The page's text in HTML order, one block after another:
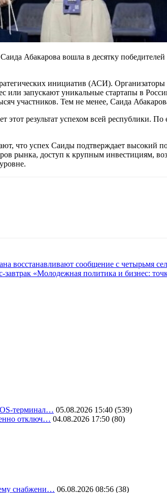
Абакарова вошла в десятку
инициатив (АСИ).
или запускают уникальные стартапы в
участников. Тем не менее, Саида
этот результат успехом всей республики.
что успех Саиды подтверждает высокий
рынка, доступ к крупным инвестициям,
восстанавливают сообщение с четырьмя
«Молодежная политика и бизнес:
терминал… 05.08.2026 15:40 (539)
отключ… 04.08.2026 17:50 (80)
снабжени… 06.08.2026 08:56 (38)